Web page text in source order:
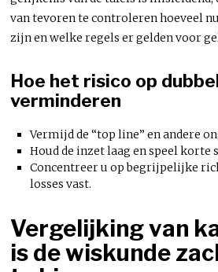
van tevoren te controleren hoeveel
zijn en welke regels er gelden voor
Hoe het risico op
verminderen
Vermijd de “top line” en andere
Houd de inzet laag en speel korte
Concentreer u op begrijpelijke
losses vast.
Vergelijking van
is de wiskunde